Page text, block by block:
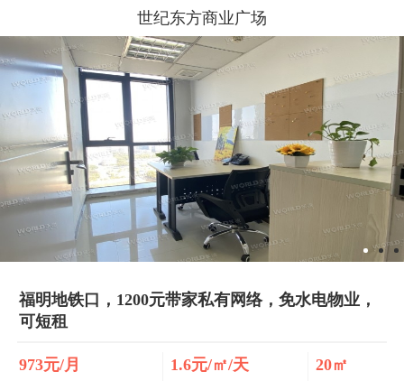
世纪东方商业广场
福明地铁口，1200元带家私有网络，免水电物业，
可短租
973元/月 1.6元/㎡/天 20㎡